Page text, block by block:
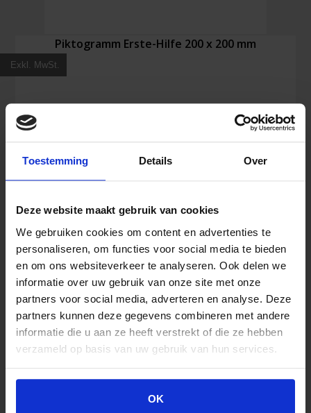
Toestemming Details Over
Deze website maakt gebruik van cookies
We gebruiken cookies om content en advertenties te
personaliseren, om functies voor social media te bieden
en om ons websiteverkeer te analyseren. Ook delen we
informatie over uw gebruik van onze site met onze
partners voor social media, adverteren en analyse. Deze
partners kunnen deze gegevens combineren met andere
informatie die u aan ze heeft verstrekt of die ze hebben
verzameld op basis van uw gebruik van hun services.
OK
Exkl. MwSt.
Piktogramm Erste-Hilfe 200 x 200 mm
Piktogramm
Hilfe
x
200
mm
Menge